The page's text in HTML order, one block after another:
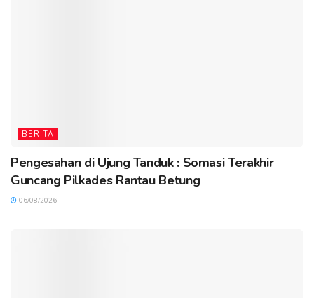
BERITA
Pengesahan di Ujung Tanduk : Somasi Terakhir
Guncang Pilkades Rantau Betung
06/08/2026